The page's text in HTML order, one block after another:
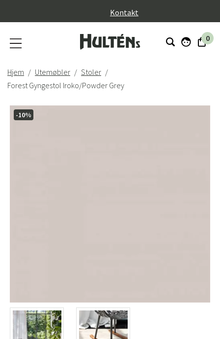
Kontakt
0
Hjem Utemøbler
Stoler
Forest Gyngestol Iroko/Powder Grey
-10%